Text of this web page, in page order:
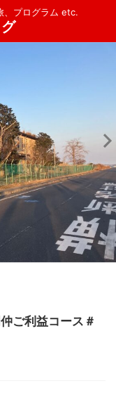
、プログラム etc.
ご利益コース＃